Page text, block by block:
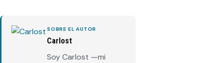
SOBRE EL AUTOR
Carlost
Soy Carlost —mi